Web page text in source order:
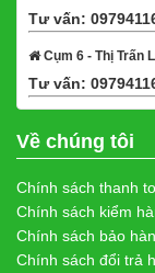
Tư vấn:
Cụm 6 - Thị Trấn
Tư vấn:
Về chúng tôi
Chính sách thanh
Chính sách kiểm
Chính sách bảo
Chính sách đổi trả